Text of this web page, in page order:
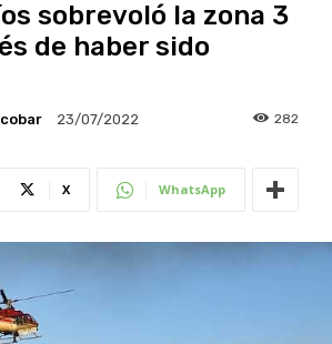
sobrevoló la zona 3
de haber sido
23/07/2022 282
X WhatsApp